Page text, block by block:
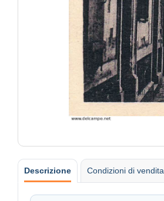
Descrizione Condizioni di vendita